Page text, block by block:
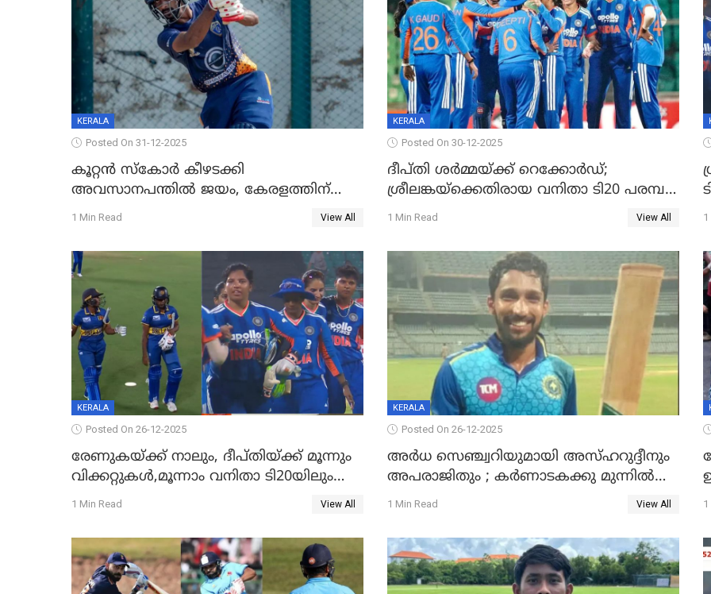
KERALA
Posted On 31-12-2025
കൂറ്റൻ സ്കോർ കീഴടക്കി
അവസാനപന്തിൽ ജയം, കേരളത്തിന്
ഹാപ്പി ന്യൂഇയർ
1 Min Read View All
KERALA
Posted On 30-12-2025
ദീപ്തി ശർമ്മയ്ക്ക് റെക്കോർഡ്;
ശ്രീലങ്കയ്ക്കെതിരായ വനിതാ ടി20 പരമ്പര
തൂത്തുവാരി ഇന്ത്യ
1 Min Read View All 1
KERALA
Posted On 26-12-2025
രേണുകയ്ക്ക് നാലും, ദീപ്തിയ്ക്ക് മൂന്നും
വിക്കറ്റുകൾ,മൂന്നാം വനിതാ ടി20യിലും
ശ്രീലങ്കയ്ക്ക് ബാറ്റിംഗ് തകര്‍ച്ച; ഇന്ത്യയ്ക്ക്
1 Min Read View All
KERALA
Posted On 26-12-2025
അർധ സെഞ്ച്വറിയുമായി അസ്ഹറുദ്ദീനും
അപരാജിതും ; കർണാടകക്കു മുന്നിൽ
285 റൺസ് വിജയലക്ഷ്യമുയർത്തി കേരളം
1 Min Read View All 1